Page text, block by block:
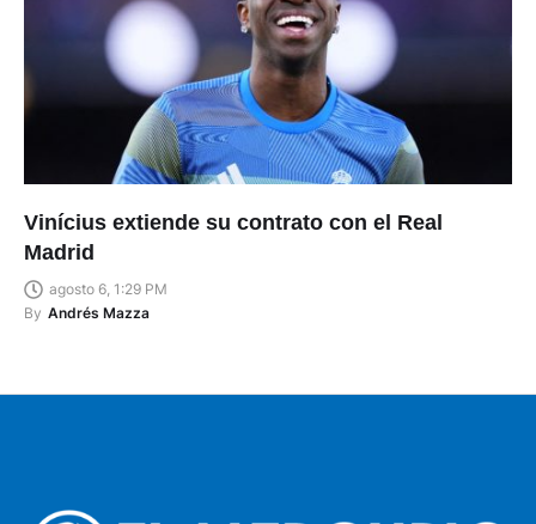
Vinícius extiende su contrato con el Real
Madrid
agosto 6, 1:29 PM
By Andrés Mazza